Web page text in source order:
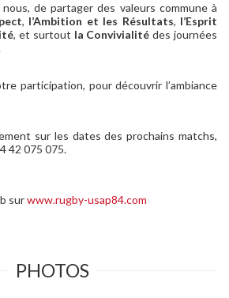
de partager des valeurs commune à
, l’Ambition et les Résultats, l’Esprit
, et surtout la Convivialité des journées
participation, pour découvrir l’ambiance
sur les dates des prochains matchs,
42 075 075.
surwww.rugby-usap84.com
PHOTOS